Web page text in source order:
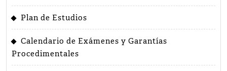
Plan de Estudios
Calendario de Exámenes y Garantías
Procedimentales